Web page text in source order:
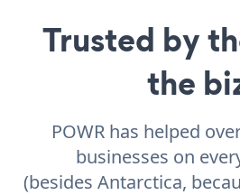
Trusted by
the
POWR has helped
businesses on
(besides Antarctica,